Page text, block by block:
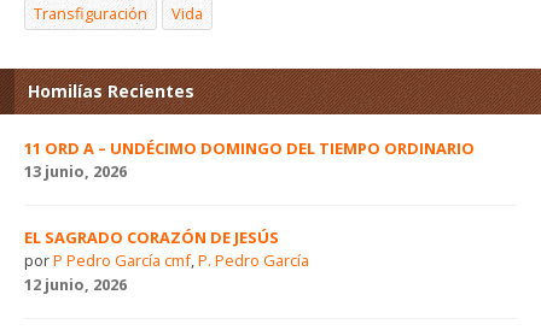
Transfiguración
Vida
Homilías Recientes
11 ORD A – UNDÉCIMO DOMINGO DEL TIEMPO ORDINARIO
13 junio, 2026
EL SAGRADO CORAZÓN DE JESÚS
porP Pedro García cmf,P. Pedro García
12 junio, 2026